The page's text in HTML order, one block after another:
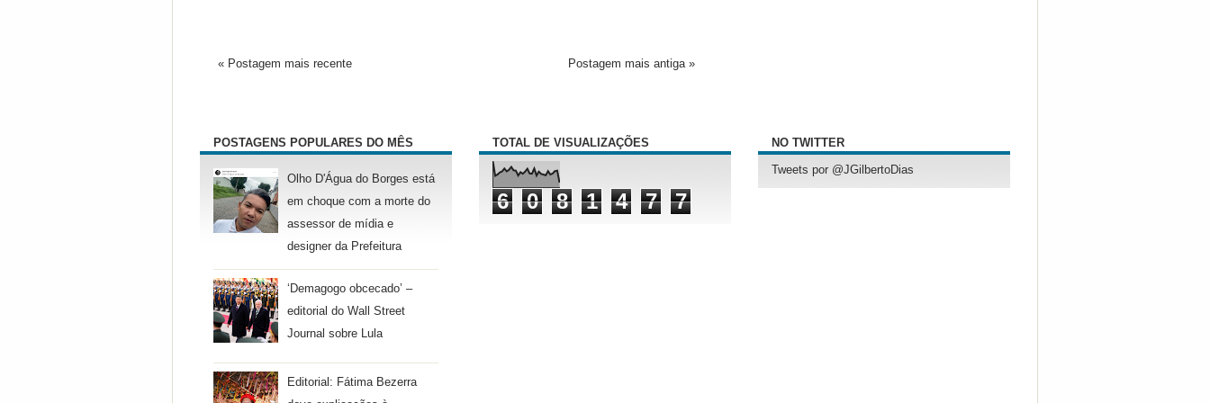
« Postagem mais recente Postagem mais antiga »
POSTAGENS POPULARES DO MÊS
Olho D'Água do Borges está
em choque com a morte do
assessor de mídia e
designer da Prefeitura
‘Demagogo obcecado’ –
editorial do Wall Street
Journal sobre Lula
Editorial: Fátima Bezerra
TOTAL DE VISUALIZAÇÕES
6 0 8 1 4 7 7
NO TWITTER
Tweets por @JGilbertoDias